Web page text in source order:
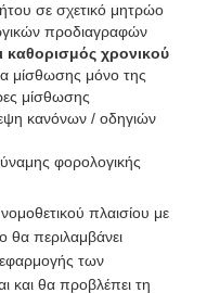
σε σχετικό μητρώο
προδιαγραφών
καθορισμός χρονικού
μίσθωσης μόνο της
μίσθωσης
κανόνων / οδηγιών
φορολογικής
πλαισίου με
θα περιλαμβάνει
των
και θα προβλέπει τη